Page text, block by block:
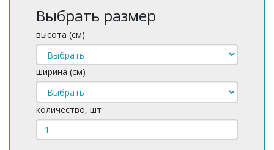
Выбрать размер
высота (см)
ширина (см)
количество, шт